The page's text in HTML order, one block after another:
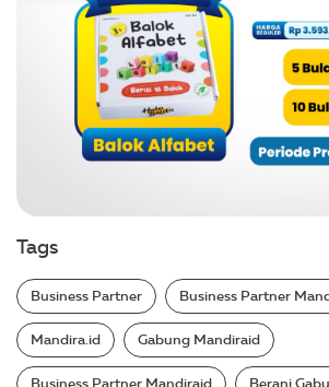
Tags
Business Partner Business Partner
Mandira.id Gabung Mandiraid